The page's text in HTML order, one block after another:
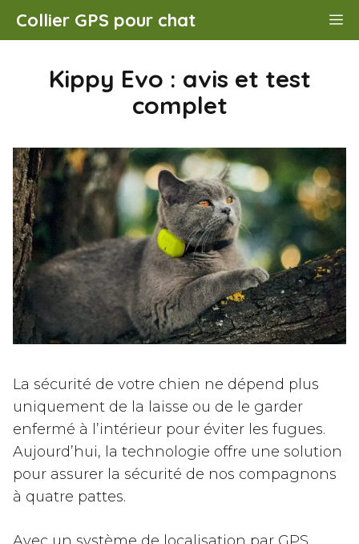
AllerCollier GPS pour chat
Kippy Evo : avis et test
complet
La sécurité de votre chien ne dépend plus
uniquement de la laisse ou de le garder
enfermé à l’intérieur pour éviter les fugues.
Aujourd’hui, la technologie offre une solution
pour assurer la sécurité de nos compagnons
à quatre pattes.